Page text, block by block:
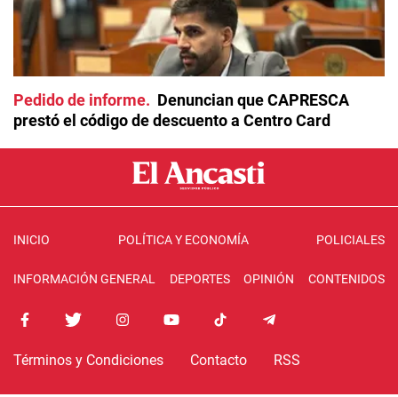
Pedido de informe
Denuncian que CAPRESCA
prestó el código de descuento a Centro Card
INICIO POLÍTICA Y ECONOMÍA POLICIALES
INFORMACIÓN GENERAL DEPORTES OPINIÓN CONTENIDOS
Términos y Condiciones Contacto RSS